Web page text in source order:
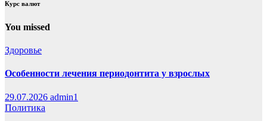
Курс валют
You missed
Здоровье
Особенности лечения периодонтита у взрослых
29.07.2026 admin1
Политика